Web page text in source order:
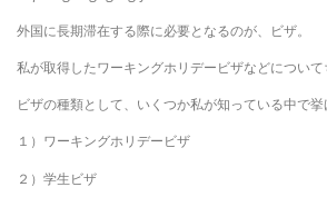
外国に長期滞在する際に必要となるのが、ビザ。
私が取得したワーキングホリデービザなどについて
ビザの種類として、いくつか私が知っている中で挙
１）ワーキングホリデービザ
２）学生ビザ